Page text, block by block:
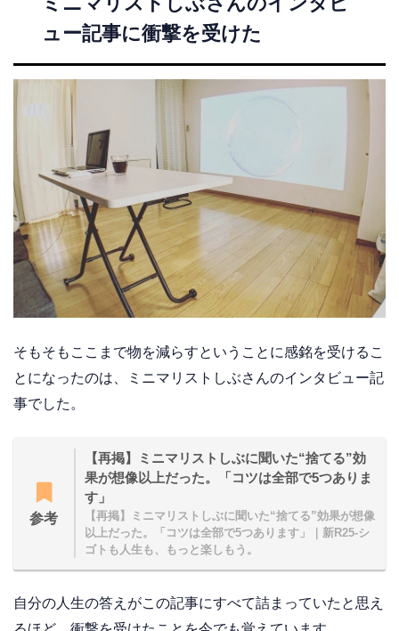
ュー記事に衝撃を受けた
そもそもここまで物を減らすということに感銘を受けるこ
とになったのは、ミニマリストしぶさんのインタビュー記
事でした。
参考
【再掲】ミニマリストしぶに聞いた“捨てる”効
果が想像以上だった。「コツは全部で5つありま
す」
【再掲】ミニマリストしぶに聞いた“捨てる”効果が想像
以上だった。「コツは全部で5つあります」｜新R25-シ
ゴトも人生も、もっと楽しもう。
自分の人生の答えがこの記事にすべて詰まっていたと思え